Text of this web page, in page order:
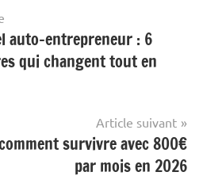
auto-entrepreneur : 6
qui changent tout en
Article suivant
survivre avec 800€
par mois en 2026